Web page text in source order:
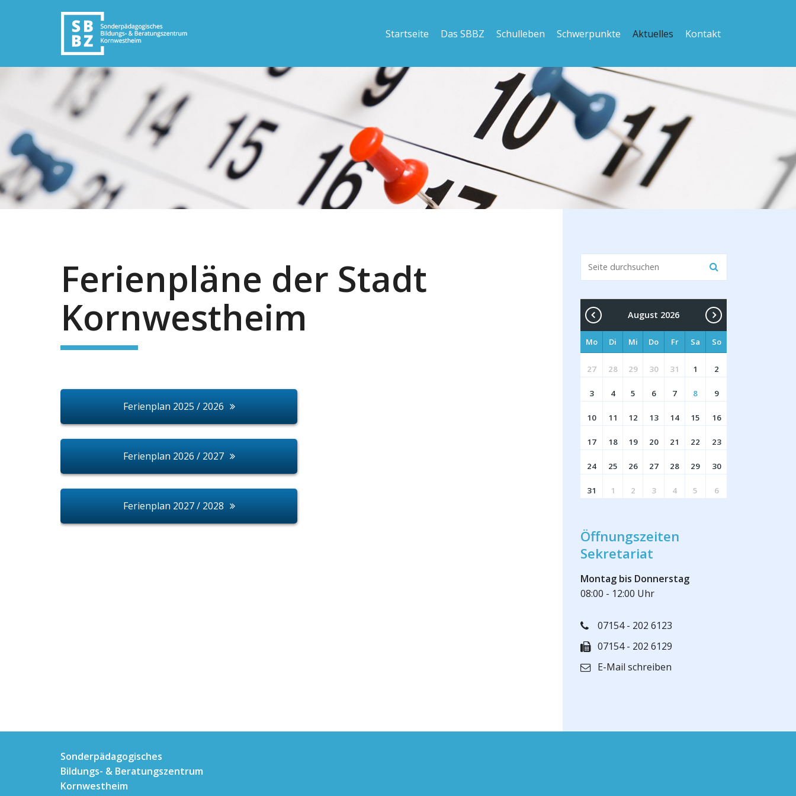
Startseite Das SBBZ Schulleben Schwerpunkte Aktuelles Kontakt
Ferienpläne der Stadt
Kornwestheim
Ferienplan 2025 / 2026
Ferienplan 2026 / 2027
Ferienplan 2027 / 2028
August 2026
Mo Di Mi Do Fr Sa So
27 28 29 30 31 1 2
3 4 5 6 7 8 9
10 11 12 13 14 15 16
17 18 19 20 21 22 23
24 25 26 27 28 29 30
31 1 2 3 4 5 6
Öffnungszeiten
Sekretariat
Montag bis Donnerstag
08:00 - 12:00 Uhr
07154 - 202 6123
07154 - 202 6129
E-Mail schreiben
Sonderpädagogisches
Bildungs- & Beratungszentrum
Kornwestheim